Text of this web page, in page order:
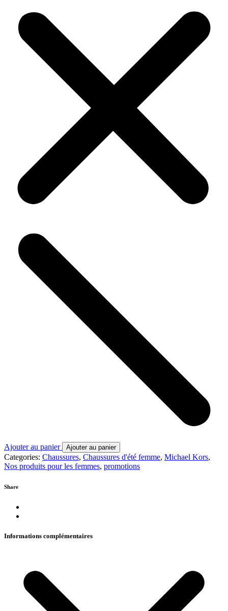
Ajouter au panier Ajouter au panier
Categories: Chaussures, Chaussures d'été femme, Michael Kors,
Nos produits pour les femmes, promotions
Share
Informations complémentaires